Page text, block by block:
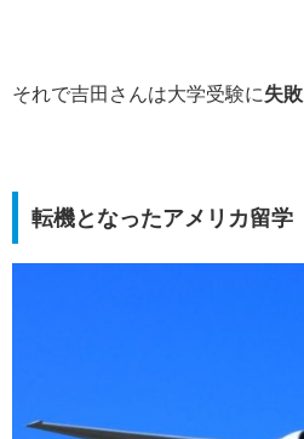
それで吉田さんは大学受験に失敗
転機となったアメリカ留学